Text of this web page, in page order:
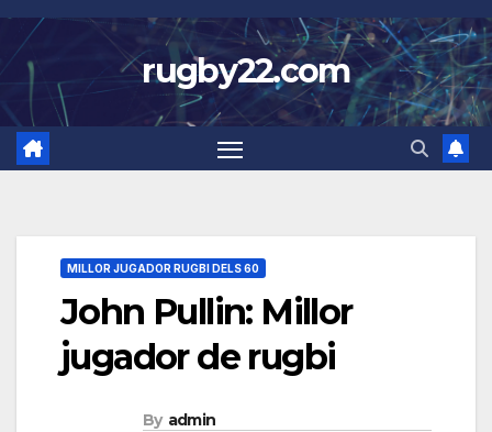
Skip
to
content
rugby22.com
MILLOR JUGADOR RUGBI DELS 60
John Pullin: Millor
jugador de rugbi
By admin